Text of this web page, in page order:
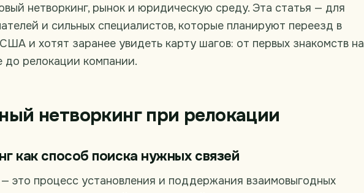
нетворкинг, рынок и юридическую среду. Эта статья — для
и сильных специалистов, которые планируют переезд в
и хотят заранее увидеть карту шагов: от первых знакомств на
до релокации компании.
нетворкинг при релокации
как способ поиска нужных связей
это процесс установления и поддержания взаимовыгодных